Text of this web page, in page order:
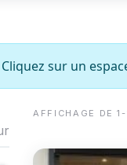
sur un
AFFICHAGE DE